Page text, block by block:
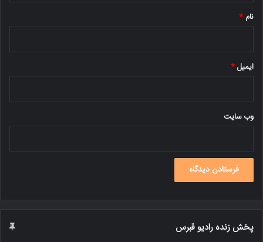
نام *
ایمیل*
وب‌ سایت
پخش زنده رادیو قبرس